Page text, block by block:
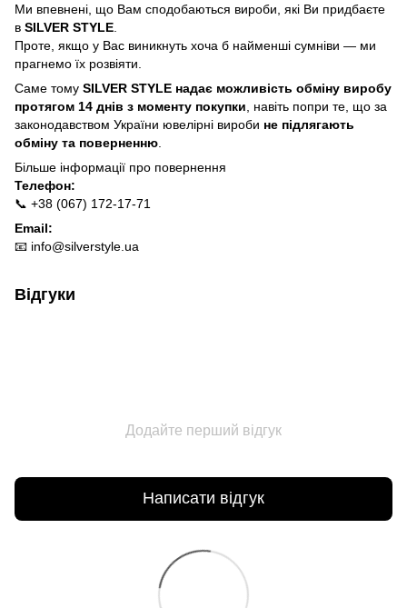
Ми впевнені, що Вам сподобаються вироби, які Ви придбаєте
в SILVER STYLE
Проте, якщо у Вас виникнуть хоча б найменші сумніви — ми
прагнемо їх розвіяти.
Саме тому SILVER STYLE надає можливість обміну виробу
протягом 14 днів з моменту покупки , навіть попри те, що за
законодавством України ювелірні вироби не підлягають
обміну та поверненню
Більше інформації про повернення
Телефон:
📞 +38 (067) 172-17-71
Email:
📧 info@silverstyle.ua
Відгуки
Додайте перший відгук
Написати відгук